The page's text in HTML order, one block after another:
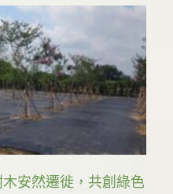
安然遷徙，共創綠色